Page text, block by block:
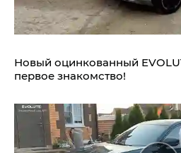
Новый оцинкованный
первое знакомство!